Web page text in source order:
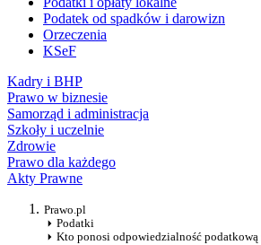
Podatek od spadków i darowizn
Orzeczenia
KSeF
Kadry i BHP
Prawo w biznesie
Samorząd i administracja
Szkoły i uczelnie
Zdrowie
Prawo dla każdego
Akty Prawne
Prawo.pl
Podatki
Kto ponosi odpowiedzialność